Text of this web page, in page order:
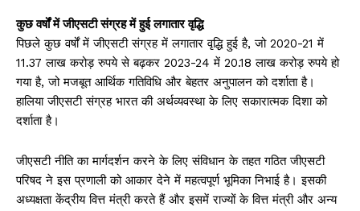
कुछ वर्षों में जीएसटी संग्रह में हुई लगातार वृद्धि
पिछले कुछ वर्षों में जीएसटी संग्रह में लगातार वृद्धि हुई है, जो 2020-21 में
11.37 लाख करोड़ रुपये से बढ़कर 2023-24 में 20.18 लाख करोड़ रुपये हो
गया है, जो मजबूत आर्थिक गतिविधि और बेहतर अनुपालन को दर्शाता है।
हालिया जीएसटी संग्रह भारत की अर्थव्यवस्था के लिए सकारात्मक दिशा को
दर्शाता है।
जीएसटी नीति का मार्गदर्शन करने के लिए संविधान के तहत गठित जीएसटी
परिषद ने इस प्रणाली को आकार देने में महत्वपूर्ण भूमिका निभाई है। इसकी
अध्यक्षता केंद्रीय वित्त मंत्री करते हैं और इसमें राज्यों के वित्त मंत्री और अन्य